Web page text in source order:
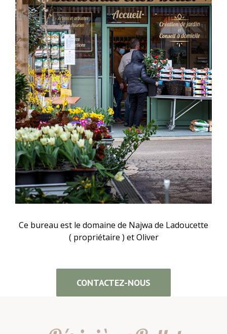
Ce bureau est le domaine de Najwa de Ladoucette
( propriétaire ) et Oliver
CONTACTEZ-NOUS